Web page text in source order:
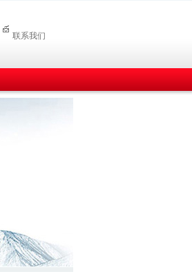
联系我们